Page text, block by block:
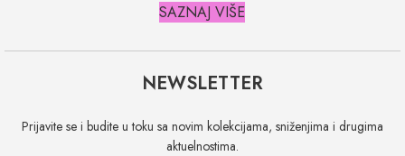
SAZNAJ VIŠE
NEWSLETTER
Prijavite se i budite u toku sa novim kolekcijama, sniženjima i drugima
aktuelnostima.